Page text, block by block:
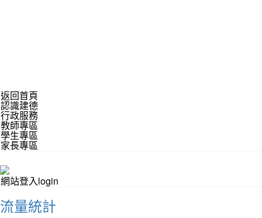
返回首頁
認識建德
行政服務
教師專區
學生專區
家長專區
網站登入login
流量統計